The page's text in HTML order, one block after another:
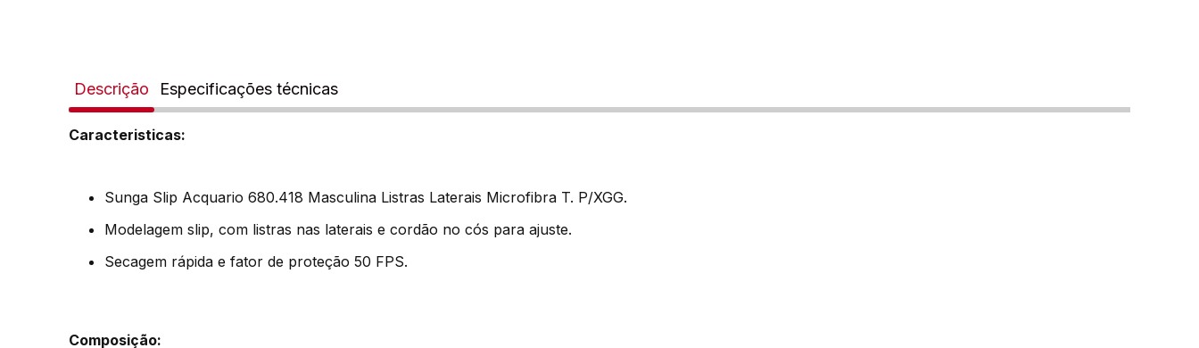
Descrição Especificações técnicas
Caracteristicas:
Sunga Slip Acquario 680.418 Masculina Listras Laterais Microfibra T. P/XGG.
Modelagem slip, com listras nas laterais e cordão no cós para ajuste.
Secagem rápida e fator de proteção 50 FPS.
Composição: